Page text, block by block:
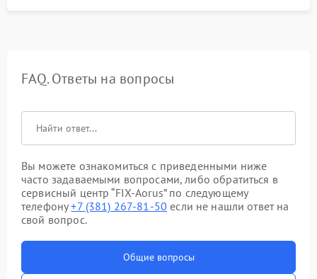
FAQ. Ответы на вопросы
Вы можете ознакомиться с приведенными ниже
часто задаваемыми вопросами, либо обратиться в
сервисный центр “FIX-Aorus” по следующему
телефону+7 (381) 267-81-50 если не нашли ответ на
свой вопрос.
Общие вопросы